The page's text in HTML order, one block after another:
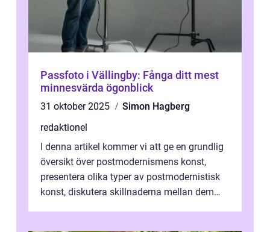
Passfoto i Vällingby: Fånga ditt mest
minnesvärda ögonblick
31 oktober 2025
Simon Hagberg
redaktionel
I denna artikel kommer vi att ge en grundlig
översikt över postmodernismens konst,
presentera olika typer av postmodernistisk
konst, diskutera skillnaderna mellan dem